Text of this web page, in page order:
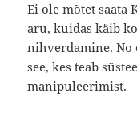
Ei ole mõtet saata
aru, kuidas käib
nihverdamine. No
see, kes teab
manipuleerimist.